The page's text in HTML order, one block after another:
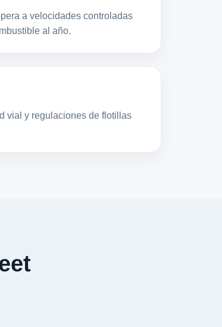
a velocidades controladas
al año.
vial y regulaciones de flotillas